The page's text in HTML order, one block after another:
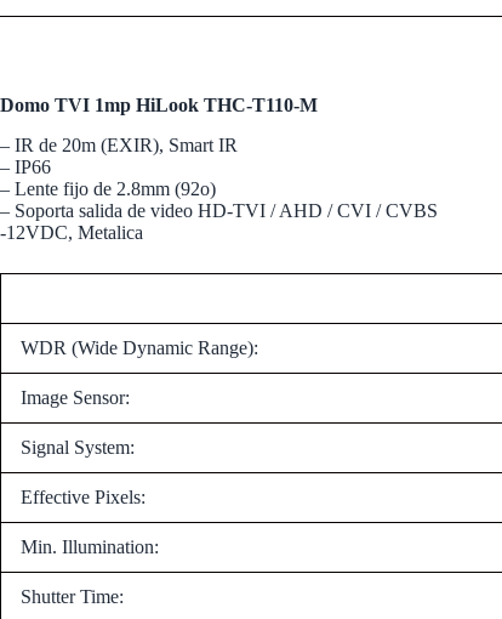
Domo TVI 1mp HiLook THC-T110-M
– IR de 20m (EXIR), Smart IR
– IP66
– Lente fijo de 2.8mm (92o)
– Soporta salida de video HD-TVI / AHD / CVI / CVBS
-12VDC, Metalica
WDR (Wide Dynamic Range):
Image Sensor:
Signal System:
Effective Pixels:
Min. Illumination:
Shutter Time: